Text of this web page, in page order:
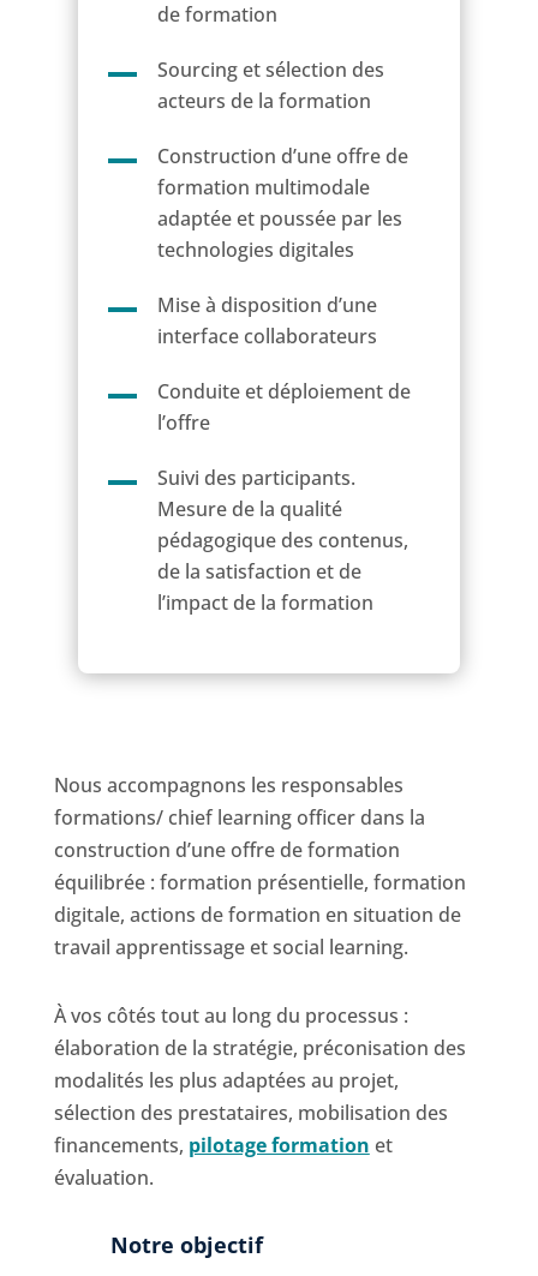
de formation
Sourcing et sélection des
acteurs de la formation
Construction d’une offre de
formation multimodale
adaptée et poussée par les
technologies digitales
Mise à disposition d’une
interface collaborateurs
Conduite et déploiement de
l’offre
Suivi des participants.
Mesure de la qualité
pédagogique des contenus,
de la satisfaction et de
l’impact de la formation
Nous accompagnons les responsables
formations/ chief learning officer dans la
construction d’une offre de formation
équilibrée : formation présentielle, formation
digitale, actions de formation en situation de
travail apprentissage et social learning.
À vos côtés tout au long du processus :
élaboration de la stratégie, préconisation des
modalités les plus adaptées au projet,
sélection des prestataires, mobilisation des
financements, pilotage formation et
évaluation.
Notre objectif